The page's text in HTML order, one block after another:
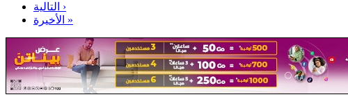
التالية ›
الأخيرة »